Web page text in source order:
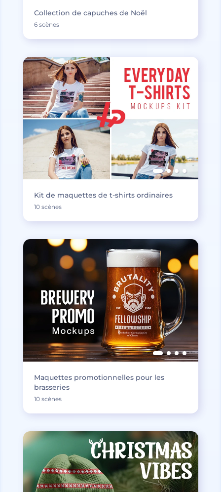
Collection de capuches de Noël
6 scènes
Kit de maquettes de t-shirts ordinaires
10 scènes
Maquettes promotionnelles pour les
brasseries
10 scènes